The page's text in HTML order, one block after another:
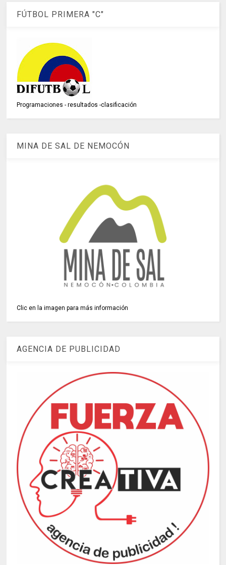
FÚTBOL PRIMERA "C"
Programaciones - resultados -clasificación
MINA DE SAL DE NEMOCÓN
Clic en la imagen para más información
AGENCIA DE PUBLICIDAD